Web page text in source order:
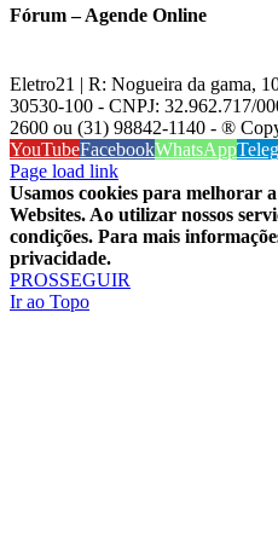
Fórum – Agende Online
Eletro21 | R: Nogueira da gama,
30530-100 - CNPJ: 32.962.717/
2600 ou (31) 98842-1140 - ®
YouTubeFacebookWhatsApp
Page load link
Usamos cookies para melhorar
Websites. Ao utilizar nossos
condições. Para mais
privacidade.
PROSSEGUIR
Ir ao Topo